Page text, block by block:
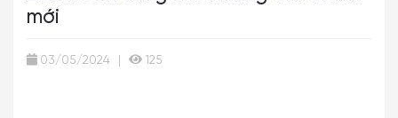
mới
03/05/2024 125